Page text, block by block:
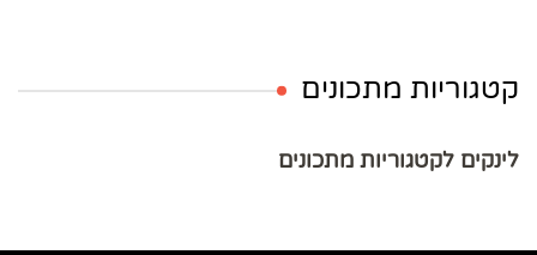
קטגוריות מתכונים
לינקים לקטגוריות מתכונים